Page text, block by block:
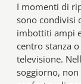
I momenti di
sono condivisi
imbottiti ampi
centro stanza
televisione.
soggiorno,